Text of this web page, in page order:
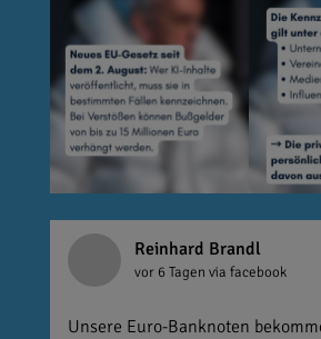
Reinhard Brandl
vor 6 Tagen via facebook
Unsere Euro-Banknoten